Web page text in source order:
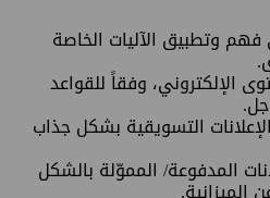
الآليات الخاصة
وفقاً للقواعد
التسويقية بشكل جذاب
المدفوعة/ المموّلة بالشكل